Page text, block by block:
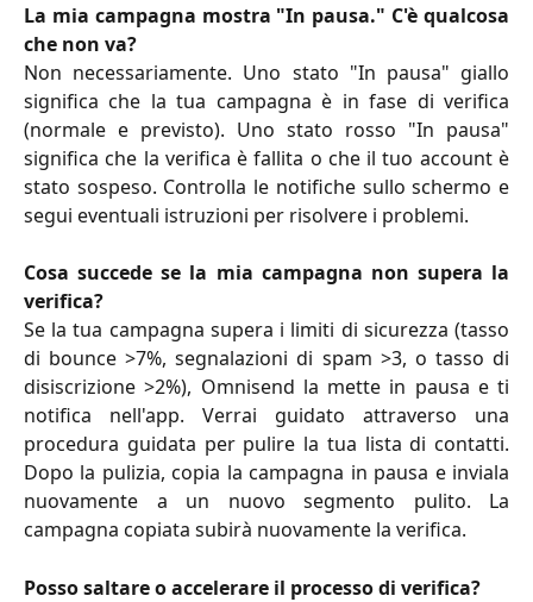
La mia campagna mostra "In pausa." C'è qualcosa
che non va?
Non necessariamente. Uno stato "In pausa" giallo
significa che la tua campagna è in fase di verifica
(normale e previsto). Uno stato rosso "In pausa"
significa che la verifica è fallita o che il tuo account è
stato sospeso. Controlla le notifiche sullo schermo e
segui eventuali istruzioni per risolvere i problemi.
Cosa succede se la mia campagna non supera la
verifica?
Se la tua campagna supera i limiti di sicurezza (tasso
di bounce >7%, segnalazioni di spam >3, o tasso di
disiscrizione >2%), Omnisend la mette in pausa e ti
notifica nell'app. Verrai guidato attraverso una
procedura guidata per pulire la tua lista di contatti.
Dopo la pulizia, copia la campagna in pausa e inviala
nuovamente a un nuovo segmento pulito. La
campagna copiata subirà nuovamente la verifica.
Posso saltare o accelerare il processo di verifica?